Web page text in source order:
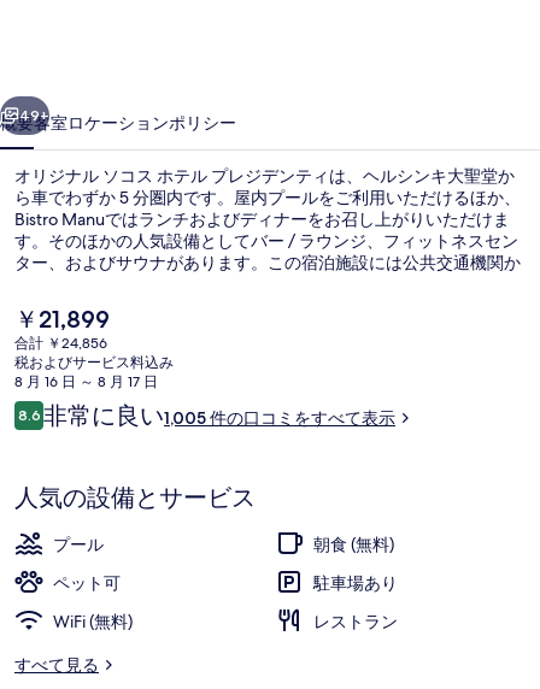
ス
ホ
テ
ル
プ
レ
ジ
デ
ン
ィ
の
写
真
ギ
次へ
49+
概要客室ロケーションポリシー
オリジナル ソコス ホテル プレジデンティは、ヘルシンキ大聖堂か
ら車でわずか 5 分圏内です。屋内プールをご利用いただけるほか、
Bistro Manuではランチおよびディナーをお召し上がりいただけま
す。そのほかの人気設備としてバー / ラウンジ、フィットネスセン
ター、およびサウナがあります。この宿泊施設には公共交通機関か
ン ムゼオ駅やキアスマ・トラム停留所があります。
現
在
の
料
金
は
す
￥21,899
合計 ￥24,856
税およびサービス料込み
8 月 16 日 ～ 8 月 17 日
口
コ
8.610段階中8.6
非常に良い1,005 件の口コミをすべて表示
人気の設備とサービス
プール
朝食 (無料)
ペット可
駐車場あり
WiFi (無料)
レストラン
すべて見る